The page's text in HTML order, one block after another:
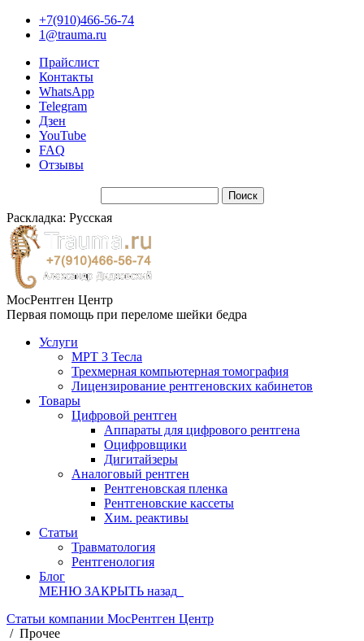
+7(910)466-56-74
1@trauma.ru
Прайслист
Контакты
WhatsApp
Telegram
Дзен
YouTube
FAQ
Отзывы
Раскладка: Русская
МосРентген Центр
Первая помощь при переломе шейки бедра
Услуги
МРТ 3 Тесла
Трехмерная компьютерная томография
Лицензирование рентгеновских кабинетов
Товары
Цифровой рентген
Аппараты для цифрового рентгена
Оцифровщики
Дигитайзеры
Аналоговый рентген
Рентгеновская пленка
Рентгеновские кассеты
Хим. реактивы
Статьи
Травматология
Рентгенология
Блог
МЕНЮ ЗАКРЫТЬ назад
Статьи компании МосРентген Центр
/ Прочее